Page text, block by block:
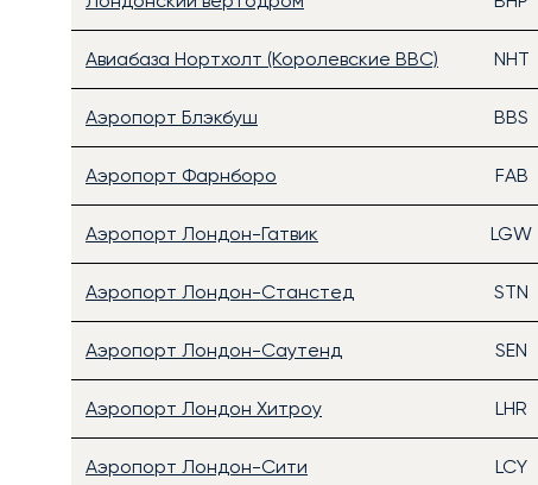
Авиабаза Нортхолт (Королевские ВВС) NHT
Аэропорт Блэкбуш BBS
Аэропорт Фарнборо FAB
Аэропорт Лондон-Гатвик LGW
Аэропорт Лондон-Станстед STN
Аэропорт Лондон-Саутенд SEN
Аэропорт Лондон Хитроу LHR
Аэропорт Лондон-Сити LCY